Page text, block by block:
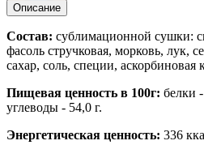
Описание
Состав: сублимационной сушки:
фасоль стручковая, морковь, лук,
сахар, соль, специи, аскорбиновая
Пищевая ценность в 100г: белки
углеводы - 54,0 г.
Энергетическая ценность: 336